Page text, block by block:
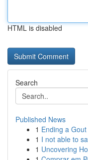
HTML is disabled
Search
Published News
1 Ending a
1 I not able to
1 Uncovering